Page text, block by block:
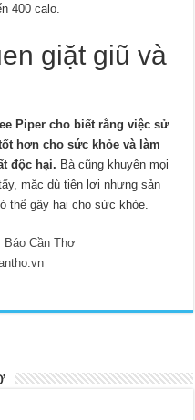
400 calo.
giặt giũ và
Piper cho biết rằng việc sử
hơn cho sức khỏe và làm
độc hại. Bà cũng khuyên mọi
mặc dù tiện lợi nhưng sản
thể gây hại cho sức khỏe.
Báo Cần Thơ